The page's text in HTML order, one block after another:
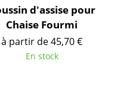
d'assise pour
Chaise Fourmi
à partir de 45,70 €
En stock